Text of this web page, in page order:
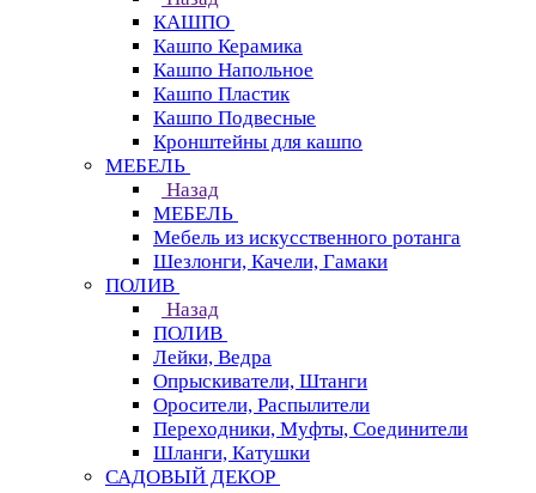
КАШПО
Кашпо Керамика
Кашпо Напольное
Кашпо Пластик
Кашпо Подвесные
Кронштейны для кашпо
МЕБЕЛЬ
Назад
МЕБЕЛЬ
Мебель из искусственного ротанга
Шезлонги, Качели, Гамаки
ПОЛИВ
Назад
ПОЛИВ
Лейки, Ведра
Опрыскиватели, Штанги
Оросители, Распылители
Переходники, Муфты, Соединители
Шланги, Катушки
САДОВЫЙ ДЕКОР